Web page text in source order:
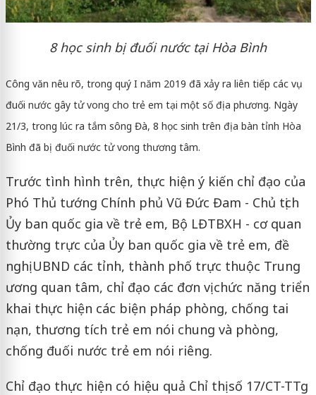
8 học sinh bị đuối nước tại Hòa Bình
Công văn nêu rõ, trong quý I năm 2019 đã xảy ra liên tiếp các vụ
đuối nước gây tử vong cho trẻ em tại một số địa phương. Ngày
21/3, trong lúc ra tắm sông Đà, 8 học sinh trên địa bàn tỉnh Hòa
Bình đã bị đuối nước tử vong thương tâm.
Trước tình hình trên, thực hiện ý kiến chỉ đạo của
Phó Thủ tướng Chính phủ Vũ Đức Đam - Chủ tịch
Ủy ban quốc gia về trẻ em, Bộ LĐTBXH - cơ quan
thường trực của Ủy ban quốc gia về trẻ em, đề
nghị UBND các tỉnh, thành phố trực thuộc Trung
ương quan tâm, chỉ đạo các đơn vị chức năng triển
khai thực hiện các biện pháp phòng, chống tai
nạn, thương tích trẻ em nói chung và phòng,
chống đuối nước trẻ em nói riêng.
Chỉ đạo thực hiện có hiệu quả Chỉ thị số 17/CT-TTg